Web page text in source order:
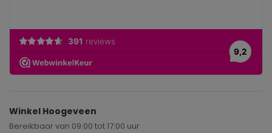
Winkel Hoogeveen
Bereikbaar van 09:00 tot 17:00 uur